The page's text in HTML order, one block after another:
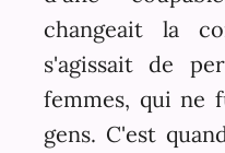
changeait la
s'agissait de
femmes, qui ne
gens. C'est